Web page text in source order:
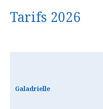
Tarifs 2026
Galadrielle